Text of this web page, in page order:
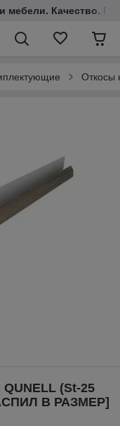
Качество.
Откосы
(St-25
В РАЗМЕР]